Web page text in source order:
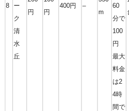
8
ー
ク
清
水
丘
円
円
400円 –
m
60
分で
100
円
最大
料金
は2
4時
間で